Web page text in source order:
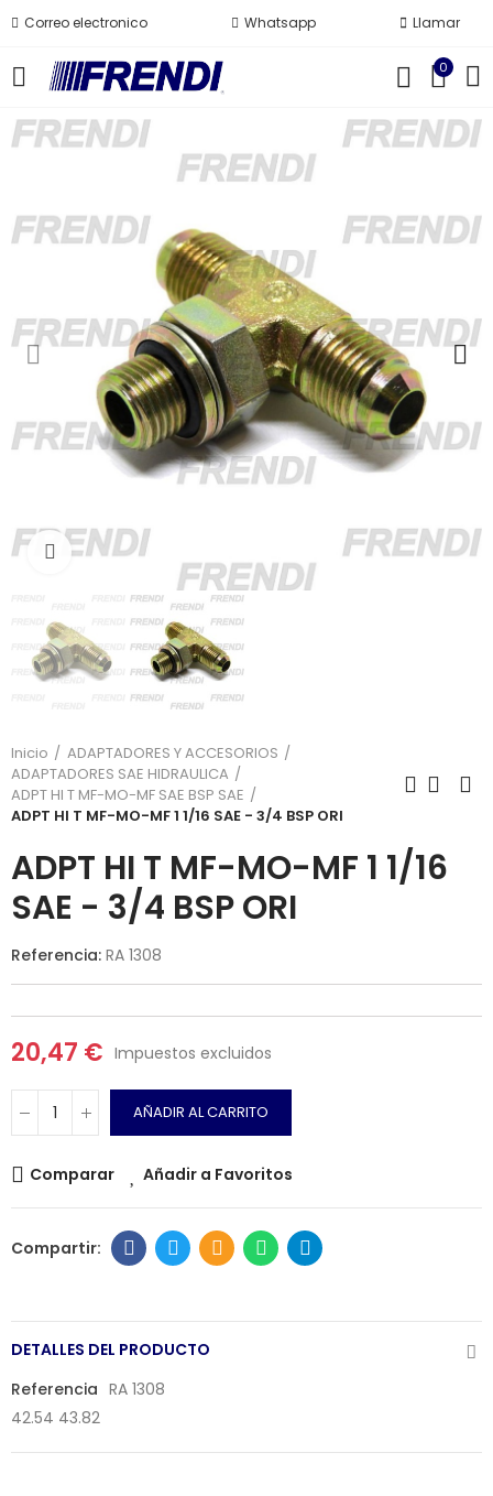
Correo electronico Whatsapp Llamar
0
Click para agrandar
Inicio
ADAPTADORES Y ACCESORIOS
ADAPTADORES SAE HIDRAULICA
ADPT HI T MF-MO-MF SAE BSP SAE
ADPT HI T MF-MO-MF 1 1/16 SAE - 3/4 BSP ORI
ADPT HI T MF-MO-MF 1 1/16
SAE - 3/4 BSP ORI
Referencia: RA 1308
20,47 € Impuestos excluidos
AÑADIR AL CARRITO
Comparar Añadir a Favoritos
DETALLES DEL PRODUCTO
Referencia RA 1308
42.54 43.82